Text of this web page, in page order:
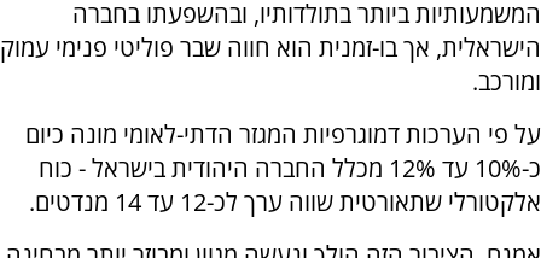
המשמעותיות ביותר בתולדותיו, ובהשפעתו בחברה
הישראלית, אך בו-זמנית הוא חווה שבר פוליטי פנימי עמוק
ומורכב.
על פי הערכות דמוגרפיות המגזר הדתי-לאומי מונה כיום
כ-10% עד 12% מכלל החברה היהודית בישראל - כוח
אלקטורלי שתאורטית שווה ערך לכ-12 עד 14 מנדטים.